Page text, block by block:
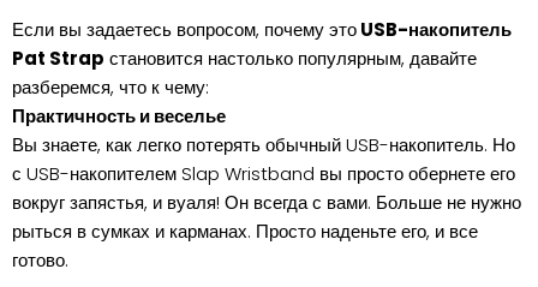
Если вы задаетесь вопросом, почему этоUSB-накопитель
Pat Strap становится настолько популярным, давайте
разберемся, что к чему:
Практичность и веселье
Вы знаете, как легко потерять обычный USB-накопитель. Но
с USB-накопителем Slap Wristband вы просто обернете его
вокруг запястья, и вуаля! Он всегда с вами. Больше не нужно
рыться в сумках и карманах. Просто наденьте его, и все
готово.